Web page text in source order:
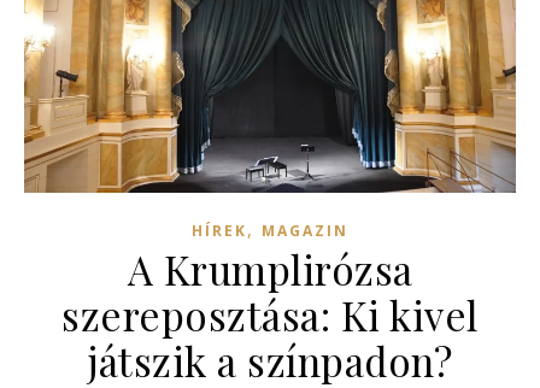
HÍREK, MAGAZIN
A Krumplirózsa
szereposztása: Ki kivel
játszik a színpadon?